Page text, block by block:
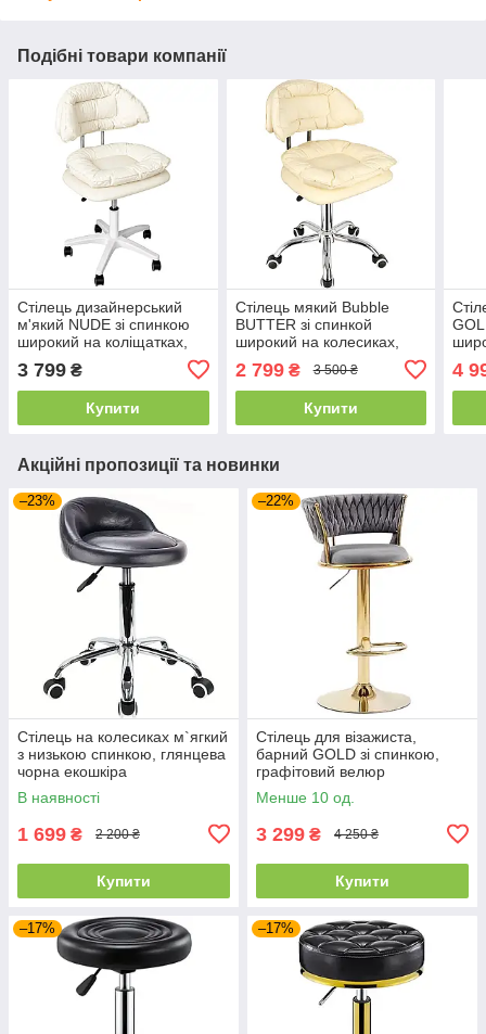
Подібні товари компанії
Стілець дизайнерський
м'який NUDE зі спинкою
широкий на коліщатках,
3 799 ₴
Купити
Стілець мякий Bubble
BUTTER зі спинкой
широкий на колесиках,
2 799₴ 3 500 ₴
Купити
4
Акційні пропозиції та новинки
–23%
Стілець на колесиках м`ягкий
з низькою спинкою, глянцева
чорна екошкіра
В наявності
1 699 ₴ 2 200 ₴
Купити
–22%
Стілець для візажиста,
барний GOLD зі спинкою,
графітовий велюр
Менше 10 од.
3 299 ₴ 4 250 ₴
Купити
–17% –17%